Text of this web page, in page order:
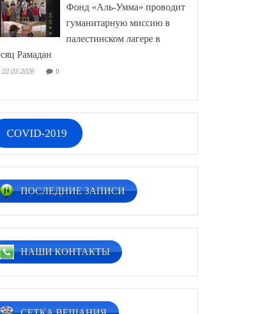
Фонд «Аль-Умма» проводит
гуманитарную миссию в
палестинском лагере в
Рамадан
02.03.2026 0
COVID-2019
ПОСЛЕДНИЕ ЗАПИСИ
НАШИ КОНТАКТЫ